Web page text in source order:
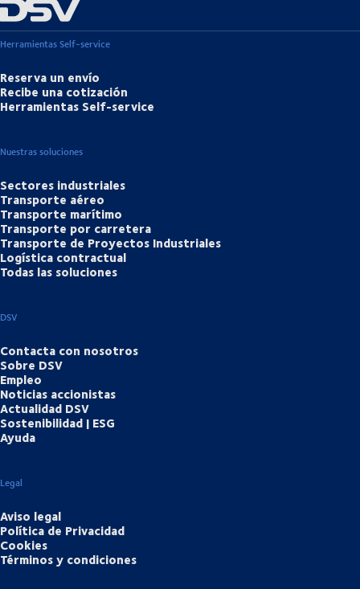
Herramientas Self-service
Reserva un envío
Recibe una cotización
Herramientas Self-service
Nuestras soluciones
Sectores industriales
Transporte aéreo
Transporte marítimo
Transporte por carretera
Transporte de Proyectos Industriales
Logística contractual
Todas las soluciones
DSV
Contacta con nosotros
Sobre DSV
Empleo
Noticias accionistas
Actualidad DSV
Sostenibilidad | ESG
Ayuda
Legal
Aviso legal
Política de Privacidad
Cookies
Términos y condiciones